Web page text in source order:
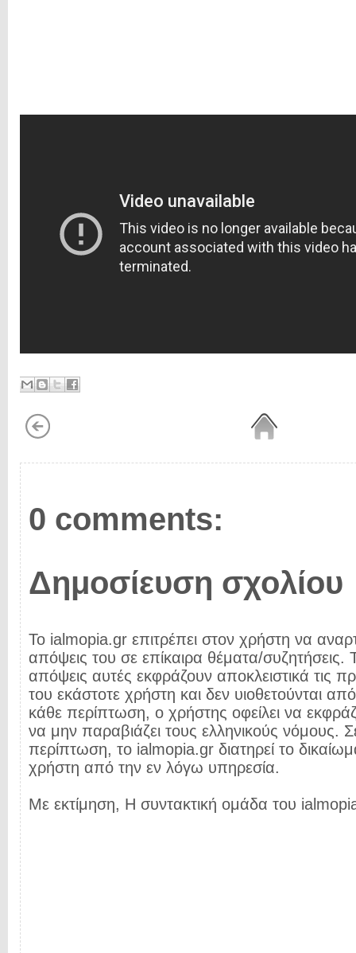
0 comments:
Δημοσίευση σχολίου
Το ialmopia.gr επιτρέπει στον χρήστη να
απόψεις του σε επίκαιρα θέματα/συζητήσεις.
απόψεις αυτές εκφράζουν αποκλειστικά τις
του εκάστοτε χρήστη και δεν υιοθετούνται
κάθε περίπτωση, ο χρήστης οφείλει να
να μην παραβιάζει τους ελληνικούς νόμους.
περίπτωση, το ialmopia.gr διατηρεί το
χρήστη από την εν λόγω υπηρεσία.
Με εκτίμηση, Η συντακτική ομάδα του